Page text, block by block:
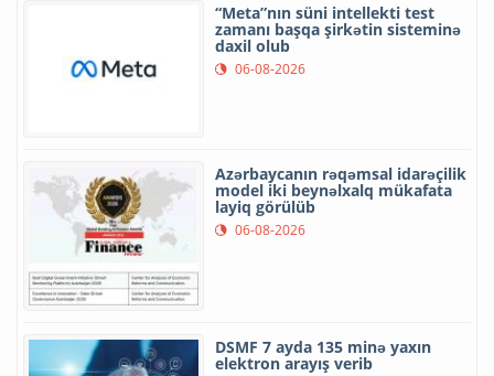
“Meta”nın süni intellekti test
zamanı başqa şirkətin sisteminə
daxil olub
06-08-2026
Azərbaycanın rəqəmsal idarəçilik
model iki beynəlxalq mükafata
layiq görülüb
06-08-2026
DSMF 7 ayda 135 minə yaxın
elektron arayış verib